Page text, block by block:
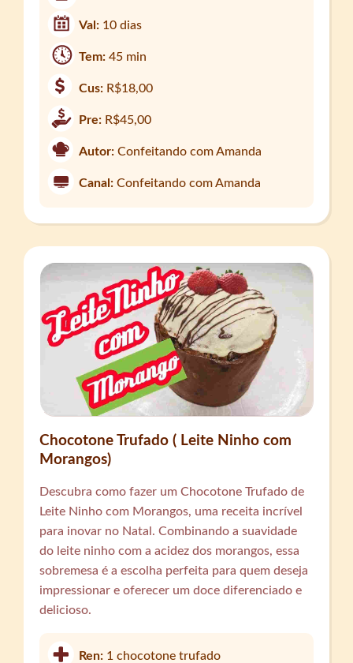
Val: 10 dias
Tem:45 min
Cus: R$18,00
Pre: R$45,00
Autor: Confeitando com Amanda
Canal: Confeitando com Amanda
Chocotone Trufado ( Leite Ninho com
Morangos)
Descubra como fazer um Chocotone Trufado de
Leite Ninho com Morangos, uma receita incrível
para inovar no Natal. Combinando a suavidade
do leite ninho com a acidez dos morangos, essa
sobremesa é a escolha perfeita para quem deseja
impressionar e oferecer um doce diferenciado e
delicioso.
Ren: 1 chocotone trufado